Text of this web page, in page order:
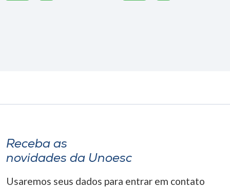
Receba as
novidades da Unoesc
Usaremos seus dados para entrar em contato